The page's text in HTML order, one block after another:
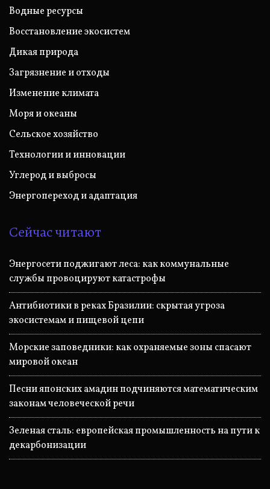
Водные ресурсы
Восстановление экосистем
Дикая природа
Загрязнение и отходы
Изменение климата
Моря и океаны
Сельское хозяйство
Технологии и инновации
Углерод и выбросы
Энергопереход и адаптация
Сейчас читают
Энергосети поджигают леса: как коммунальные
службы провоцируют катастрофы
Антибиотики в реках Бразилии: скрытая угроза
экосистемам и пищевой цепи
Морские заповедники: как охраняемые зоны спасают
мировой океан
Песни японских амадин подчиняются математическим
законам человеческой речи
Зеленая сталь: европейская промышленность на пути к
декарбонизации